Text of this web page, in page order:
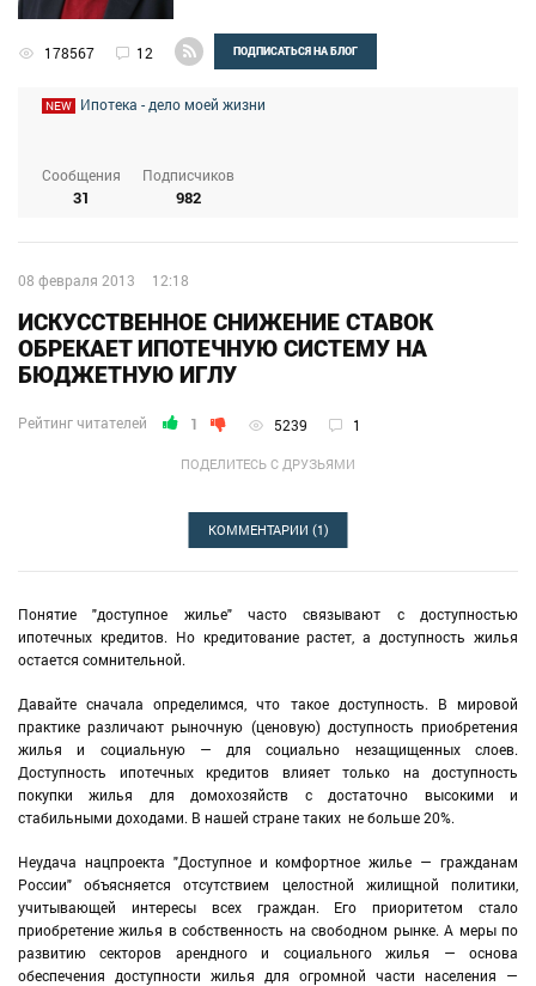
178567 12 ПОДПИСАТЬСЯ НА БЛОГ
Сообщения
31
Подписчиков
982
NEW Ипотека - дело моей жизни
08 февраля 2013 12:18
ПОДЕЛИТЕСЬ С ДРУЗЬЯМИ
ИСКУССТВЕННОЕ СНИЖЕНИЕ СТАВОК
ОБРЕКАЕТ ИПОТЕЧНУЮ СИСТЕМУ НА
БЮДЖЕТНУЮ ИГЛУ
Рейтинг читателей 1 5239 1
КОММЕНТАРИИ (1)
Понятие "доступное жилье" часто связывают с доступностью
ипотечных кредитов. Но кредитование растет, а доступность жилья
остается сомнительной.
Давайте сначала определимся, что такое доступность. В мировой
практике различают рыночную (ценовую) доступность приобретения
жилья и социальную — для социально незащищенных слоев.
Доступность ипотечных кредитов влияет только на доступность
покупки жилья для домохозяйств с достаточно высокими и
стабильными доходами. В нашей стране таких не больше 20%.
Неудача нацпроекта "Доступное и комфортное жилье — гражданам
России" объясняется отсутствием целостной жилищной политики,
учитывающей интересы всех граждан. Его приоритетом стало
приобретение жилья в собственность на свободном рынке. А меры по
развитию секторов арендного и социального жилья — основа
обеспечения доступности жилья для огромной части населения —